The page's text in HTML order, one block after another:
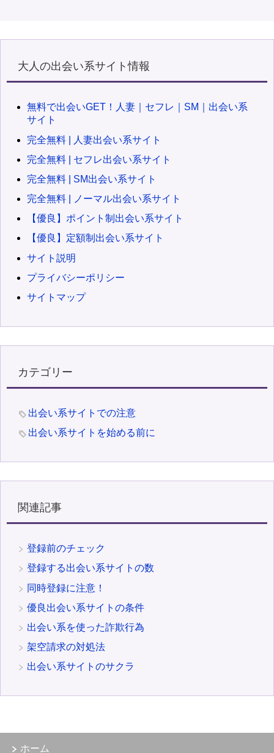
大人の出会い系サイト情報
無料で出会いGET！人妻｜セフレ｜SM｜出会い系
サイト
完全無料 | 人妻出会い系サイト
完全無料 | セフレ出会い系サイト
完全無料 | SM出会い系サイト
完全無料 | ノーマル出会い系サイト
【優良】ポイント制出会い系サイト
【優良】定額制出会い系サイト
サイト説明
プライバシーポリシー
サイトマップ
カテゴリー
出会い系サイトでの注意
出会い系サイトを始める前に
関連記事
登録前のチェック
登録する出会い系サイトの数
同時登録に注意！
優良出会い系サイトの条件
出会い系を使った詐欺行為
架空請求の対処法
出会い系サイトのサクラ
ホーム